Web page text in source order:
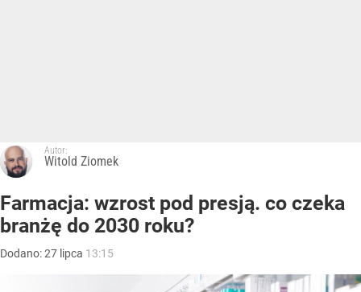
Autor:
Witold Ziomek
Farmacja: wzrost pod presją. co czeka
branżę do 2030 roku?
Dodano:27 lipca 13:15